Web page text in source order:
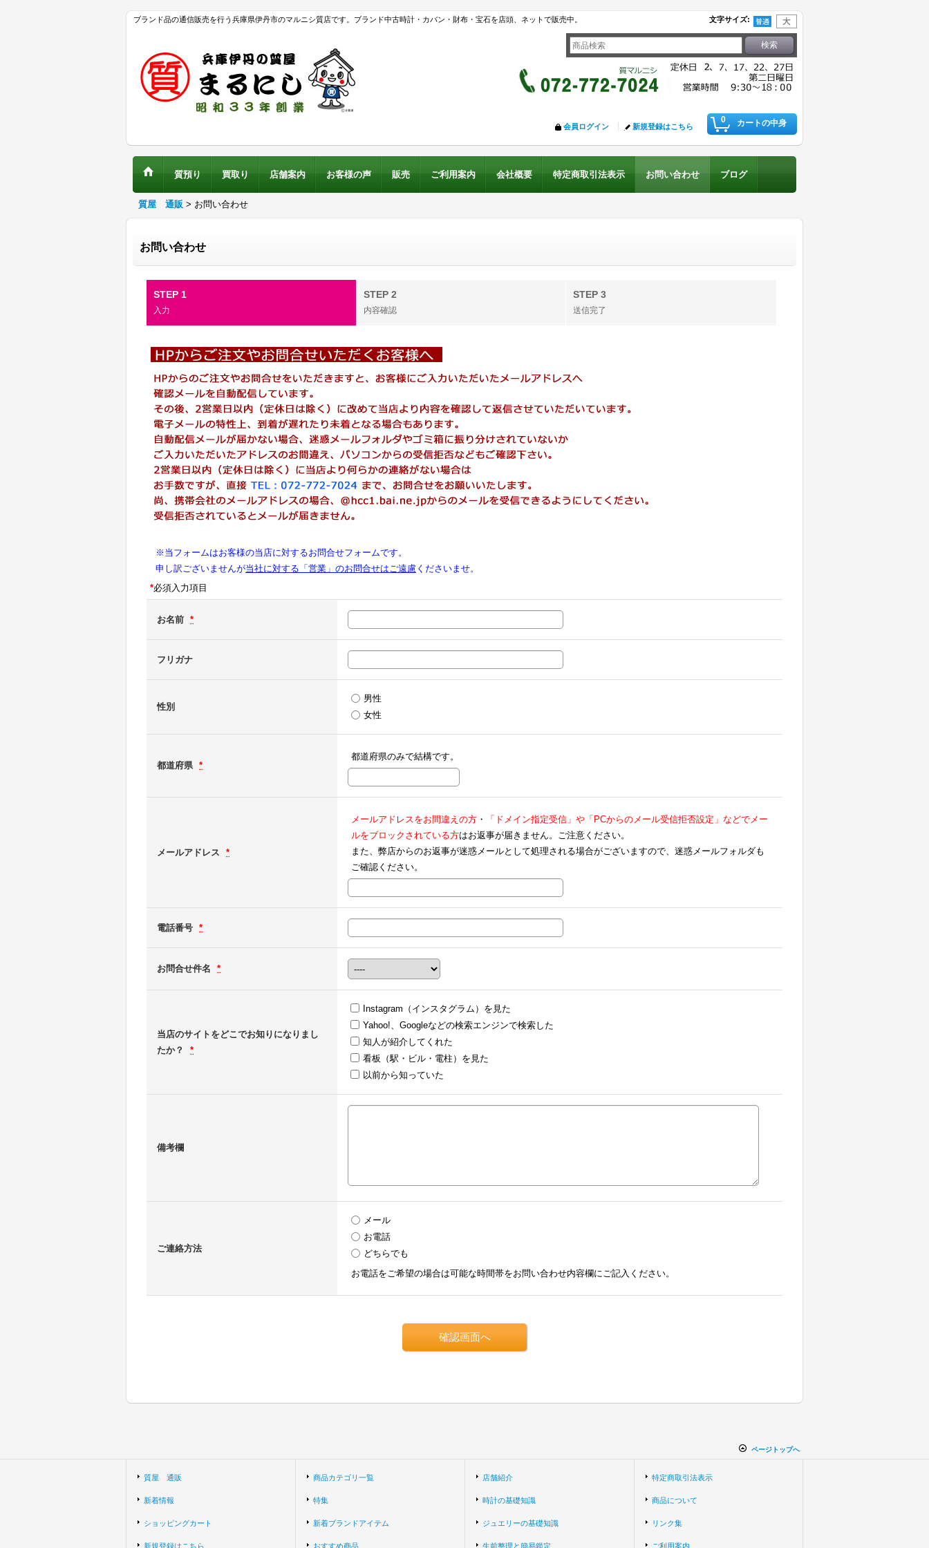
ブランド品の通信販売を行う兵庫県伊丹市のマルニシ質店です。ブランド中古時計・カバン・財布・宝石を店頭、ネットで販売中。 文字サイズ:
0 カートの中身
会員ログイン 新規登録はこちら
質預り 買取り 店舗案内 お客様の声 販売 ご利用案内 会社概要 特定商取引法表示 お問い合わせ ブログ
質屋 通販 > お問い合わせ
お問い合わせ
STEP 1
入力
STEP 2
内容確認
STEP 3
送信完了
※当フォームはお客様の当店に対するお問合せフォームです。
申し訳ございませんが当社に対する「営業」のお問合せはご遠慮 くださいませ。
*必須入力項目
お名前 *
フリガナ
性別
男性
女性
都道府県 *
都道府県のみで結構です。
メールアドレス *
メールアドレスをお間違えの方 ・
「ドメイン指定受信」や「PCからのメール受信拒否設定」などでメー
ルをブロックされている方はお返事が届きません。ご注意ください。
また、弊店からのお返事が迷惑メールとして処理される場合がございますので、迷惑メールフォルダも
ご確認ください。
電話番号 *
お問合せ件名 *
当店のサイトをどこでお知りになりまし
たか？
*
Instagram（インスタグラム）を見た
Yahoo!、Googleなどの検索エンジンで検索した
知人が紹介してくれた
看板（駅・ビル・電柱）を見た
以前から知っていた
備考欄
ご連絡方法
メール
お電話
どちらでも
お電話をご希望の場合は可能な時間帯をお問い合わせ内容欄にご記入ください。
ページトップへ
質屋 通販
新着情報
ショッピングカート
新規登録はこちら
商品カテゴリ一覧
特集
新着ブランドアイテム
おすすめ商品
店舗紹介
時計の基礎知識
ジュエリーの基礎知識
生前整理と簡易鑑定
特定商取引法表示
商品について
リンク集
ご利用案内